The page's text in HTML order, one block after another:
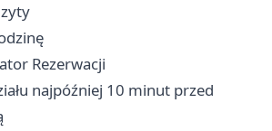
Rezerwacji
najpóźniej 10 minut przed